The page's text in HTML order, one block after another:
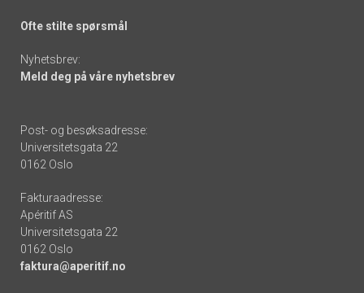
Ofte stilte spørsmål
Nyhetsbrev:
Meld deg på våre nyhetsbrev
Post- og besøksadresse:
Universitetsgata 22
0162 Oslo
Fakturaadresse:
Apéritif AS
Universitetsgata 22
0162 Oslo
faktura@aperitif.no